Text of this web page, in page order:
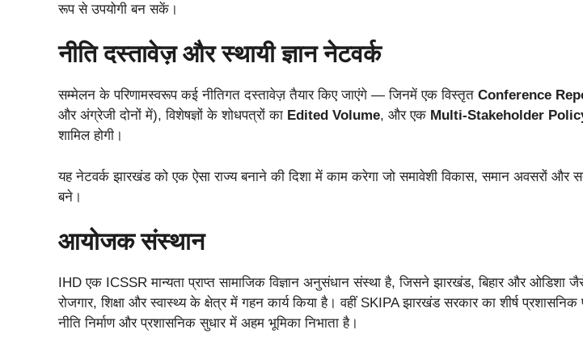
रूप से उपयोगी बन सकें।
नीति दस्तावेज़ और स्थायी ज्ञान नेटवर्क
सम्मेलन के परिणामस्वरूप कई नीतिगत दस्तावेज़ तैयार किए जाएंगे — जिनमें एक विस्तृत Conference
और अंग्रेजी दोनों में), विशेषज्ञों के शोधपत्रों का Edited Volume, और एक Multi-Stakeholder
शामिल होगी।
यह नेटवर्क झारखंड को एक ऐसा राज्य बनाने की दिशा में काम करेगा जो समावेशी विकास, समान अवसरों और
बने।
आयोजक संस्थान
IHD एक ICSSR मान्यता प्राप्त सामाजिक विज्ञान अनुसंधान संस्था है, जिसने झारखंड, बिहार और ओडिशा
रोजगार, शिक्षा और स्वास्थ्य के क्षेत्र में गहन कार्य किया है। वहीं SKIPA झारखंड सरकार का शीर्ष
नीति निर्माण और प्रशासनिक सुधार में अहम भूमिका निभाता है।